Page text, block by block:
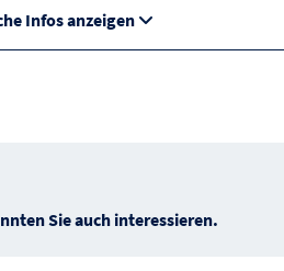
Infos anzeigen
Sie auch interessieren.